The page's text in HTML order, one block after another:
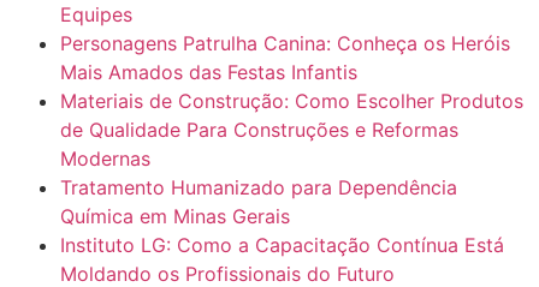
Equipes
Personagens Patrulha Canina: Conheça os Heróis
Mais Amados das Festas Infantis
Materiais de Construção: Como Escolher Produtos
de Qualidade Para Construções e Reformas
Modernas
Tratamento Humanizado para Dependência
Química em Minas Gerais
Instituto LG: Como a Capacitação Contínua Está
Moldando os Profissionais do Futuro